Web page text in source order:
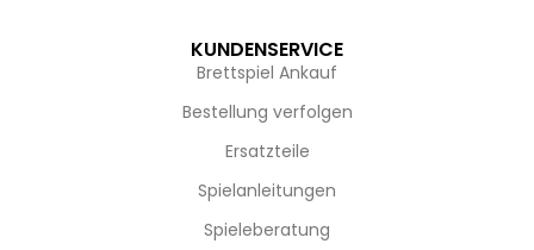
KUNDENSERVICE
Brettspiel Ankauf
Bestellung verfolgen
Ersatzteile
Spielanleitungen
Spieleberatung